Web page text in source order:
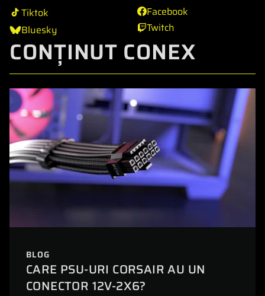
Tiktok
Bluesky
Facebook
Twitch
CONȚINUT CONEX
BLOG
CARE PSU-URI CORSAIR AU UN
CONECTOR 12V-2X6?